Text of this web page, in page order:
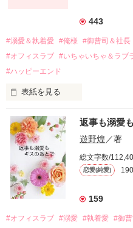
それから約十二年後。
過去の傷から、二度と会いた
運命のような再会を果たす。
酔った勢いで一夜を共にしてし
さらに、美桜が初めてだと知っ
『責任をとる、結婚しよう』
戸惑う美桜とは裏腹に、好き
甘やかしてくる。
そんなある日、哲平は美桜が
遭っていることを知る。
美桜を守るため、哲平は同居
夏木美桜(なつきみお)
443
#溺愛＆執着愛 #俺様 #御曹司＆社長
#オフィスラブ #いちゃいちゃ＆ラブ
#ハッピーエンド
表紙を見る
おかしな噂を流されて前の職
桜は、海外で傷心旅行をして
い、酒の勢いもあり一夜限り
帰国後、美桜は新しい職場
なんと彼の正体は、とある財
れて起業した新進気鋭の実業
――御影恭司その人だったの
なぜか恭司から飼い猫の世
の関係となってしまい――？
返事も溺愛
遊野煌 ／著
総文字数/
恋愛(純愛)
159
#オフィスラブ #溺愛 #執着愛 #御曹